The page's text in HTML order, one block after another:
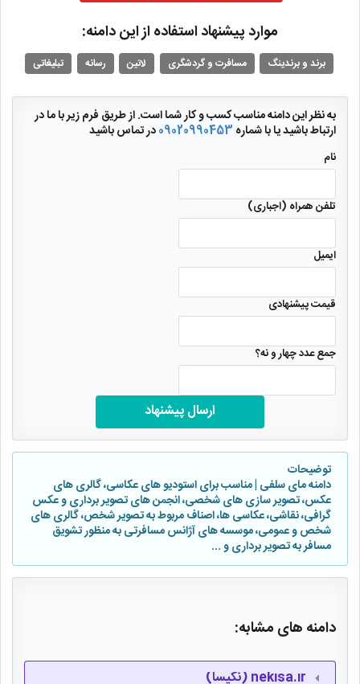
موارد پیشنهاد استفاده از این دامنه:
برند و برندینگ مسافرت و گردشگری لاتین رسانه تبلیغاتی
به نظر این دامنه مناسب کسب و کار شما است. از طریق فرم زیر با ما در
ارتباط باشید یا با شماره09020990453در تماس باشید
تلفن همراه (اجباری)
ایمیل
قیمت پیشنهادی
جمع عدد چهار و نه؟
ارسال پیشنهاد
توضیحات
دامنه مای سلفی | مناسب برای استودیو های عکاسی، گالری های
عکس، تصویر سازی های شخصی، انجمن های تصویر برداری و عکس
گرافی، نقاشی، عکاسی ها، اصناف مربوط به تصویر شخص، گالری های
شخص و عمومی، موسسه های آژانس مسافرتی به منظور تشویق
مسافر به تصویر برداری و ...
دامنه های مشابه:
nekisa.ir (نکیسا)